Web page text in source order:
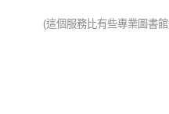
(這個服務比有些專業圖書